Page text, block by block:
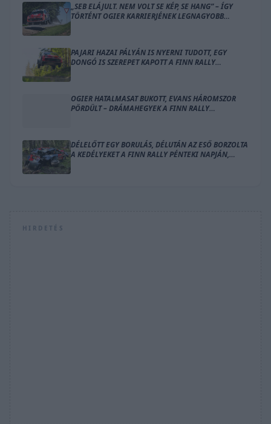
„SEB ELÁJULT. NEM VOLT SE KÉP, SE HANG” – ÍGY
TÖRTÉNT OGIER KARRIERJÉNEK LEGNAGYOBB
PAJARI HAZAI PÁLYÁN IS NYERNI TUDOTT, EGY
DONGÓ IS SZEREPET KAPOTT A FINN RALLY
OGIER HATALMASAT BUKOTT, EVANS HÁROMSZOR
PÖRDÜLT – DRÁMAHEGYEK A FINN RALLY
DÉLELŐTT EGY BORULÁS, DÉLUTÁN AZ ESŐ BORZOLTA
A KEDÉLYEKET A FINN RALLY PÉNTEKI NAPJÁN,
HIRDETÉS